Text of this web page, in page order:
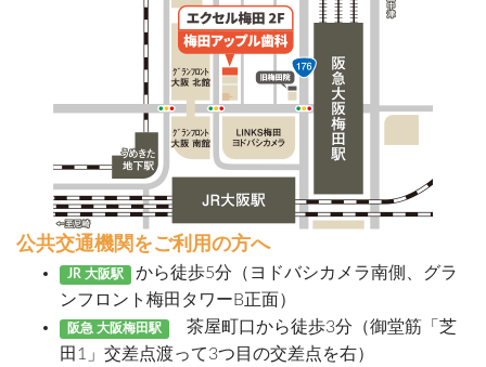
公共交通機関をご利用の方へ
JR 大阪駅
から徒歩5分（ヨドバシカメラ南側、グラ
ンフロント梅田タワーB正面）
阪急 大阪梅田駅
茶屋町口から徒歩3分（御堂筋「芝
田1」交差点渡って3つ目の交差点を右）